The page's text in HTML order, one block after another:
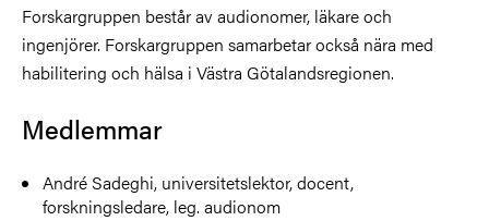
Forskargruppen består av audionomer, läkare och
ingenjörer. Forskargruppen samarbetar också nära med
habilitering och hälsa i Västra Götalandsregionen.
Medlemmar
André Sadeghi, universitetslektor, docent,
forskningsledare, leg. audionom